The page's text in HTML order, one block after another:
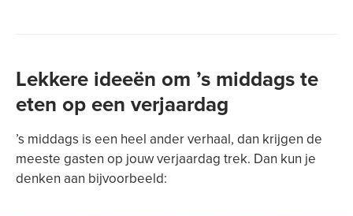
Lekkere ideeën om ’s middags te
eten op een verjaardag
’s middags is een heel ander verhaal, dan krijgen de
meeste gasten op jouw verjaardag trek. Dan kun je
denken aan bijvoorbeeld: